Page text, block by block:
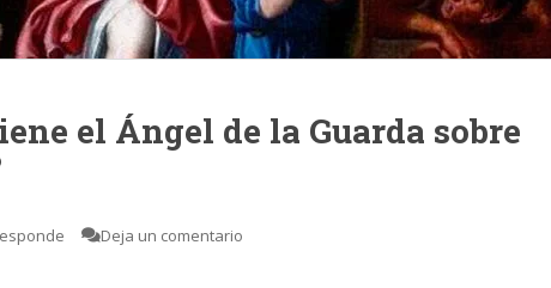
el Ángel de la Guarda sobre
Deja un comentario